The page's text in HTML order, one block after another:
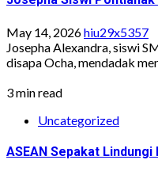
May 14, 2026hiu29x5357
Josepha Alexandra, siswi
disapa Ocha, mendadak
3 min read
Uncategorized
ASEAN Sepakat